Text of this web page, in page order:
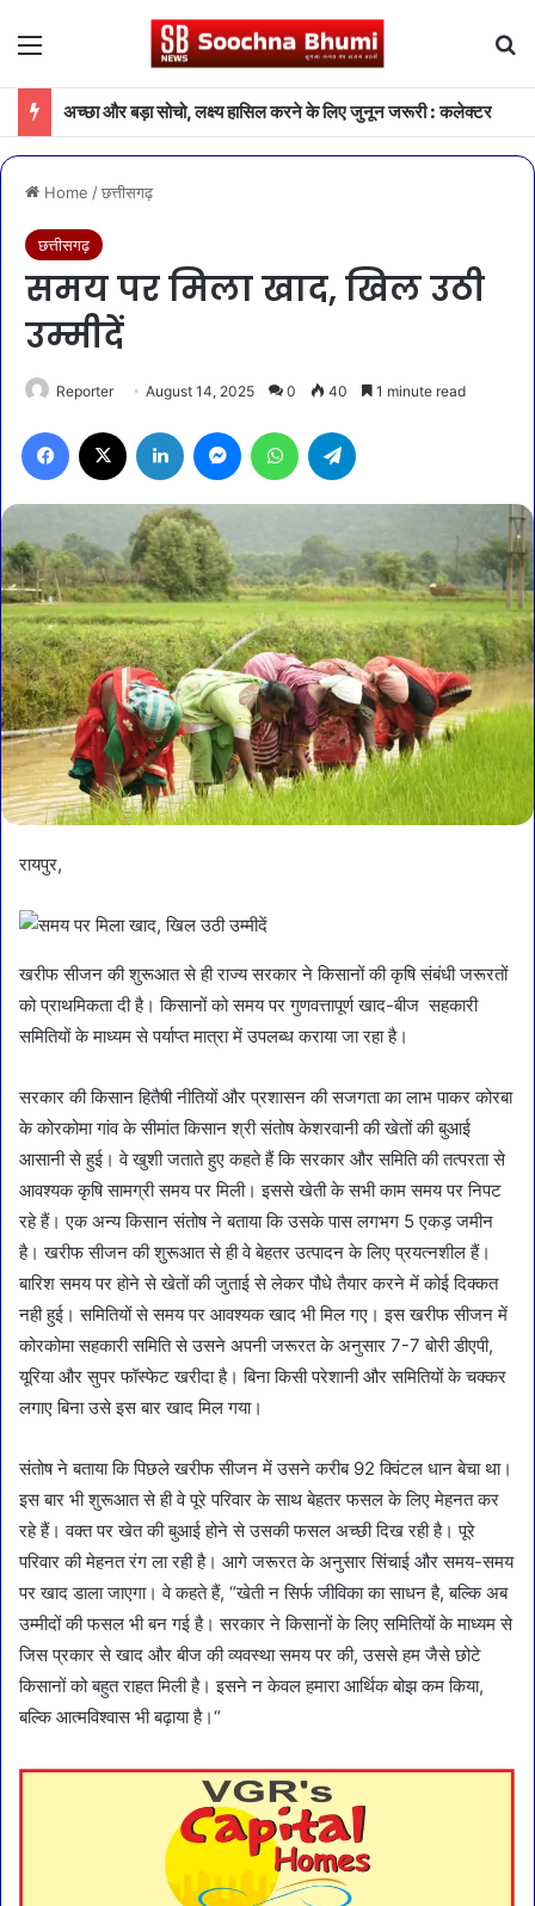
Menu
अच्छा और बड़ा सोचो, लक्ष्य हासिल करने के लिए जुनून जरूरी : कलेक्टर
Home /छत्तीसगढ़
छत्तीसगढ़
समय पर मिला खाद, खिल उठी
उम्मीदें
Reporter August 14, 2025 0 40 1 minute read
Facebook LinkedIn MessengerWhatsApp
रायपुर,
खरीफ सीजन की शुरूआत से ही राज्य सरकार ने किसानों की कृषि संबंधी जरूरतों
को प्राथमिकता दी है। किसानों को समय पर गुणवत्तापूर्ण खाद-बीज सहकारी
समितियों के माध्यम से पर्याप्त मात्रा में उपलब्ध कराया जा रहा है।
सरकार की किसान हितैषी नीतियों और प्रशासन की सजगता का लाभ पाकर कोरबा
के कोरकोमा गांव के सीमांत किसान श्री संतोष केशरवानी की खेतों की बुआई
आसानी से हुई। वे खुशी जताते हुए कहते हैं कि सरकार और समिति की तत्परता से
आवश्यक कृषि सामग्री समय पर मिली। इससे खेती के सभी काम समय पर निपट
रहे हैं। एक अन्य किसान संतोष ने बताया कि उसके पास लगभग 5 एकड़ जमीन
है। खरीफ सीजन की शुरूआत से ही वे बेहतर उत्पादन के लिए प्रयत्नशील हैं।
बारिश समय पर होने से खेतों की जुताई से लेकर पौधे तैयार करने में कोई दिक्कत
नही हुई। समितियों से समय पर आवश्यक खाद भी मिल गए। इस खरीफ सीजन में
कोरकोमा सहकारी समिति से उसने अपनी जरूरत के अनुसार 7-7 बोरी डीएपी,
यूरिया और सुपर फॉस्फेट खरीदा है। बिना किसी परेशानी और समितियों के चक्कर
लगाए बिना उसे इस बार खाद मिल गया।
संतोष ने बताया कि पिछले खरीफ सीजन में उसने करीब 92 क्विंटल धान बेचा था।
इस बार भी शुरूआत से ही वे पूरे परिवार के साथ बेहतर फसल के लिए मेहनत कर
रहे हैं। वक्त पर खेत की बुआई होने से उसकी फसल अच्छी दिख रही है। पूरे
परिवार की मेहनत रंग ला रही है। आगे जरूरत के अनुसार सिंचाई और समय-समय
पर खाद डाला जाएगा। वे कहते हैं, “खेती न सिर्फ जीविका का साधन है, बल्कि अब
उम्मीदों की फसल भी बन गई है। सरकार ने किसानों के लिए समितियों के माध्यम से
जिस प्रकार से खाद और बीज की व्यवस्था समय पर की, उससे हम जैसे छोटे
किसानों को बहुत राहत मिली है। इसने न केवल हमारा आर्थिक बोझ कम किया,
बल्कि आत्मविश्वास भी बढ़ाया है।“